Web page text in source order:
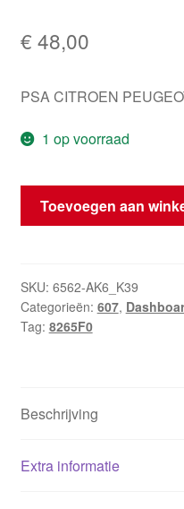
€ 48,00
PSA CITROEN
1 op voorraad
Dashboardpaneel
Peugeot
hoeveelheid
Toevoegen aan
SKU: 6562-AK6_K39
Categorieën: 607,
Tag: 8265F0
Beschrijving
Extra informatie